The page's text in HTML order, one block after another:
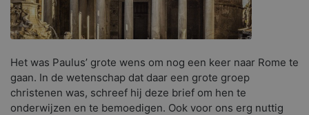
Het was Paulus’ grote wens om nog een keer naar Rome te
gaan. In de wetenschap dat daar een grote groep
christenen was, schreef hij deze brief om hen te
onderwijzen en te bemoedigen. Ook voor ons erg nuttig